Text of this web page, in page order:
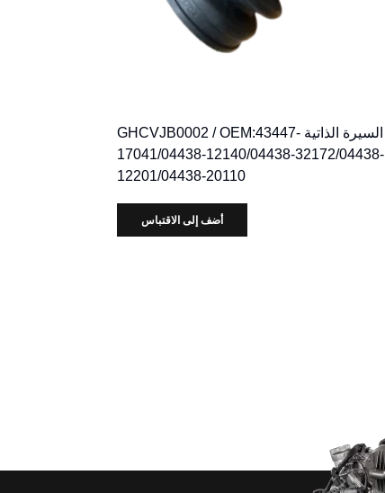
غطاء مفصل السيرة الذاتية GHCVJB0002 / OEM:43447-
17041/04438-12140/04438-32172/04438-
12201/04438-20110
أضف إلى الاقتباس